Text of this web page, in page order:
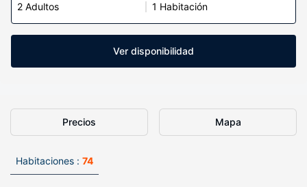
2 Adultos 1 Habitación
Ver disponibilidad
Precios Mapa
Habitaciones : 74